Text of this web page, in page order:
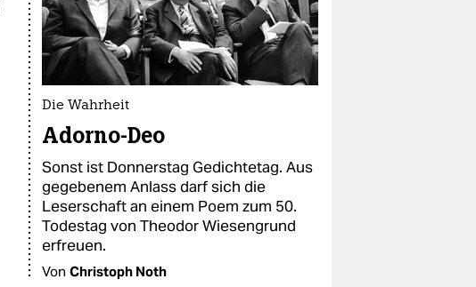
Die Wahrheit
Adorno-Deo
Sonst ist Donnerstag Gedichtetag. Aus
gegebenem Anlass darf sich die
Leserschaft an einem Poem zum 50.
Todestag von Theodor Wiesengrund
erfreuen.
Von Christoph Noth